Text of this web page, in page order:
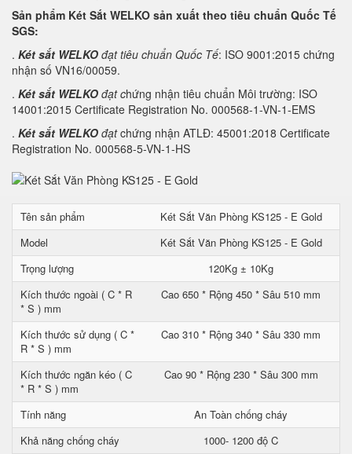
Sản phẩm Két Sắt WELKO sản xuất theo tiêu chuẩn Quốc Tế
SGS:
. Két sắt WELKO đạt tiêu chuẩn Quốc Tế: ISO 9001:2015 chứng
nhận số VN16/00059.
. Két sắt WELKO đạt chứng nhận tiêu chuẩn Môi trường: ISO
14001:2015 Certificate Registration No. 000568-1-VN-1-EMS
. Két sắt WELKO đạtchứng nhận ATLĐ: 45001:2018 Certificate
Registration No. 000568-5-VN-1-HS
Tên sản phẩm
Két Sắt Văn Phòng KS125 - E Gold
Model
Két Sắt Văn Phòng KS125 - E Gold
Trọng lượng
120Kg ± 10Kg
Kích thước ngoài ( C * R
* S ) mm
Cao 650 * Rộng 450 * Sâu 510 mm
Kích thước sử dụng ( C *
R * S ) mm
Cao 310 * Rộng 340 * Sâu 330 mm
Kích thước ngăn kéo ( C
* R * S ) mm
Cao 90 * Rộng 230 * Sâu 300 mm
Tính năng
An Toàn chống cháy
Khả năng chống cháy
1000- 1200 độ C